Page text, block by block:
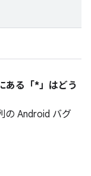
ある「*」はどう
の Android バグ